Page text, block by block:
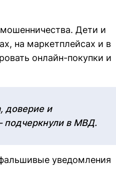
Дети и
на маркетплейсах и в
онлайн-покупки и
доверие и
подчеркнули в МВД.
уведомления